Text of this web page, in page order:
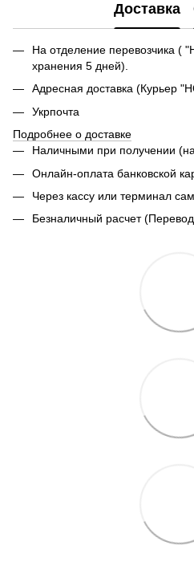
Доставка
На отделение перевозчика
хранения 5 дней).
Адресная доставка (Курьер
Укрпочта
Подробнее о доставке
Наличными при получении
Онлайн-оплата банковской
Через кассу или терминал
Безналичный расчет